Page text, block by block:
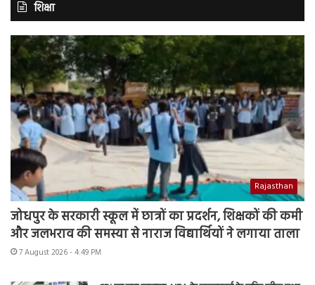
शिक्षा
Rajasthan
जोधपुर के सरकारी स्कूल में छात्रों का प्रदर्शन, शिक्षकों की कमी
और जलभराव की समस्या से नाराज विद्यार्थियों ने लगाया ताला
7 August 2026 - 4:49 PM